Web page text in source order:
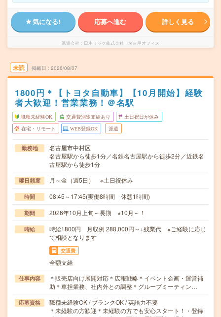
気になる! 応募へ進む 詳しく見る
派遣会社 日本リック株式会社 名古屋オフィス
未読 掲載日 2026/08/07
1800円＊【トヨタ自動車】【10月開始】経験
者大歓迎！営業業務！＠名駅
職種未経験OK 交通費別途支給あり 土日祝日が休み
在宅・リモート WEB登録OK 派遣
勤務地
名古屋市中村区
名古屋駅から徒歩1分／名鉄名古屋駅から徒歩2分／近鉄名
古屋駅から徒歩1分
曜日頻度 月～金（週5日） ※土日祝休み
時間 08:45～17:45(実働8時間 休憩1時間)
期間 2026年10月上旬～長期 ※10月～！
時給
時給1800円 月収例 288,000円～+残業代 ※ご経験に応じ
て相談となります
交通費
全額支給
仕事内容
＊販売店向け展開対応＊広報戦略＊イベント企画・運営補
助＊車担業務、社内外との調整＊グループミーティン…
応募資格
職種未経験OK / ブランクOK / 英語力不要
＊未経験の方歓迎＊未経験の方でも安心スタート！・登録